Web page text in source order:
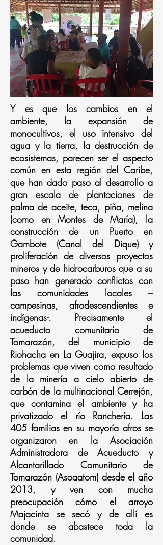
Y es que los cambios en el
ambiente, la expansión de
monocultivos, el uso intensivo del
agua y la tierra, la destrucción de
ecosistemas, parecen ser el aspecto
común en esta región del Caribe,
que han dado paso al desarrollo a
gran escala de plantaciones de
palma de aceite, teca, piña, melina
(como en Montes de María), la
construcción de un Puerto en
Gambote (Canal del Dique) y
proliferación de diversos proyectos
mineros y de hidrocarburos que a su
paso han generado conflictos con
las comunidades locales –
campesinas, afrodescendientes e
indígenas-. Precisamente el
acueducto comunitario de
Tomarazón, del municipio de
Riohacha en La Guajira, expuso los
problemas que viven como resultado
de la minería a cielo abierto de
carbón de la multinacional Cerrejón,
que contamina el ambiente y ha
privatizado el río Ranchería. Las
405 familias en su mayoría afros se
organizaron en la Asociación
Administradora de Acueducto y
Alcantarillado Comunitario de
Tomarazón (Asoaatom) desde el año
2013, y ven con mucha
preocupación cómo el arroyo
Majacinta se secó y de allí es
donde se abastece toda la
comunidad.